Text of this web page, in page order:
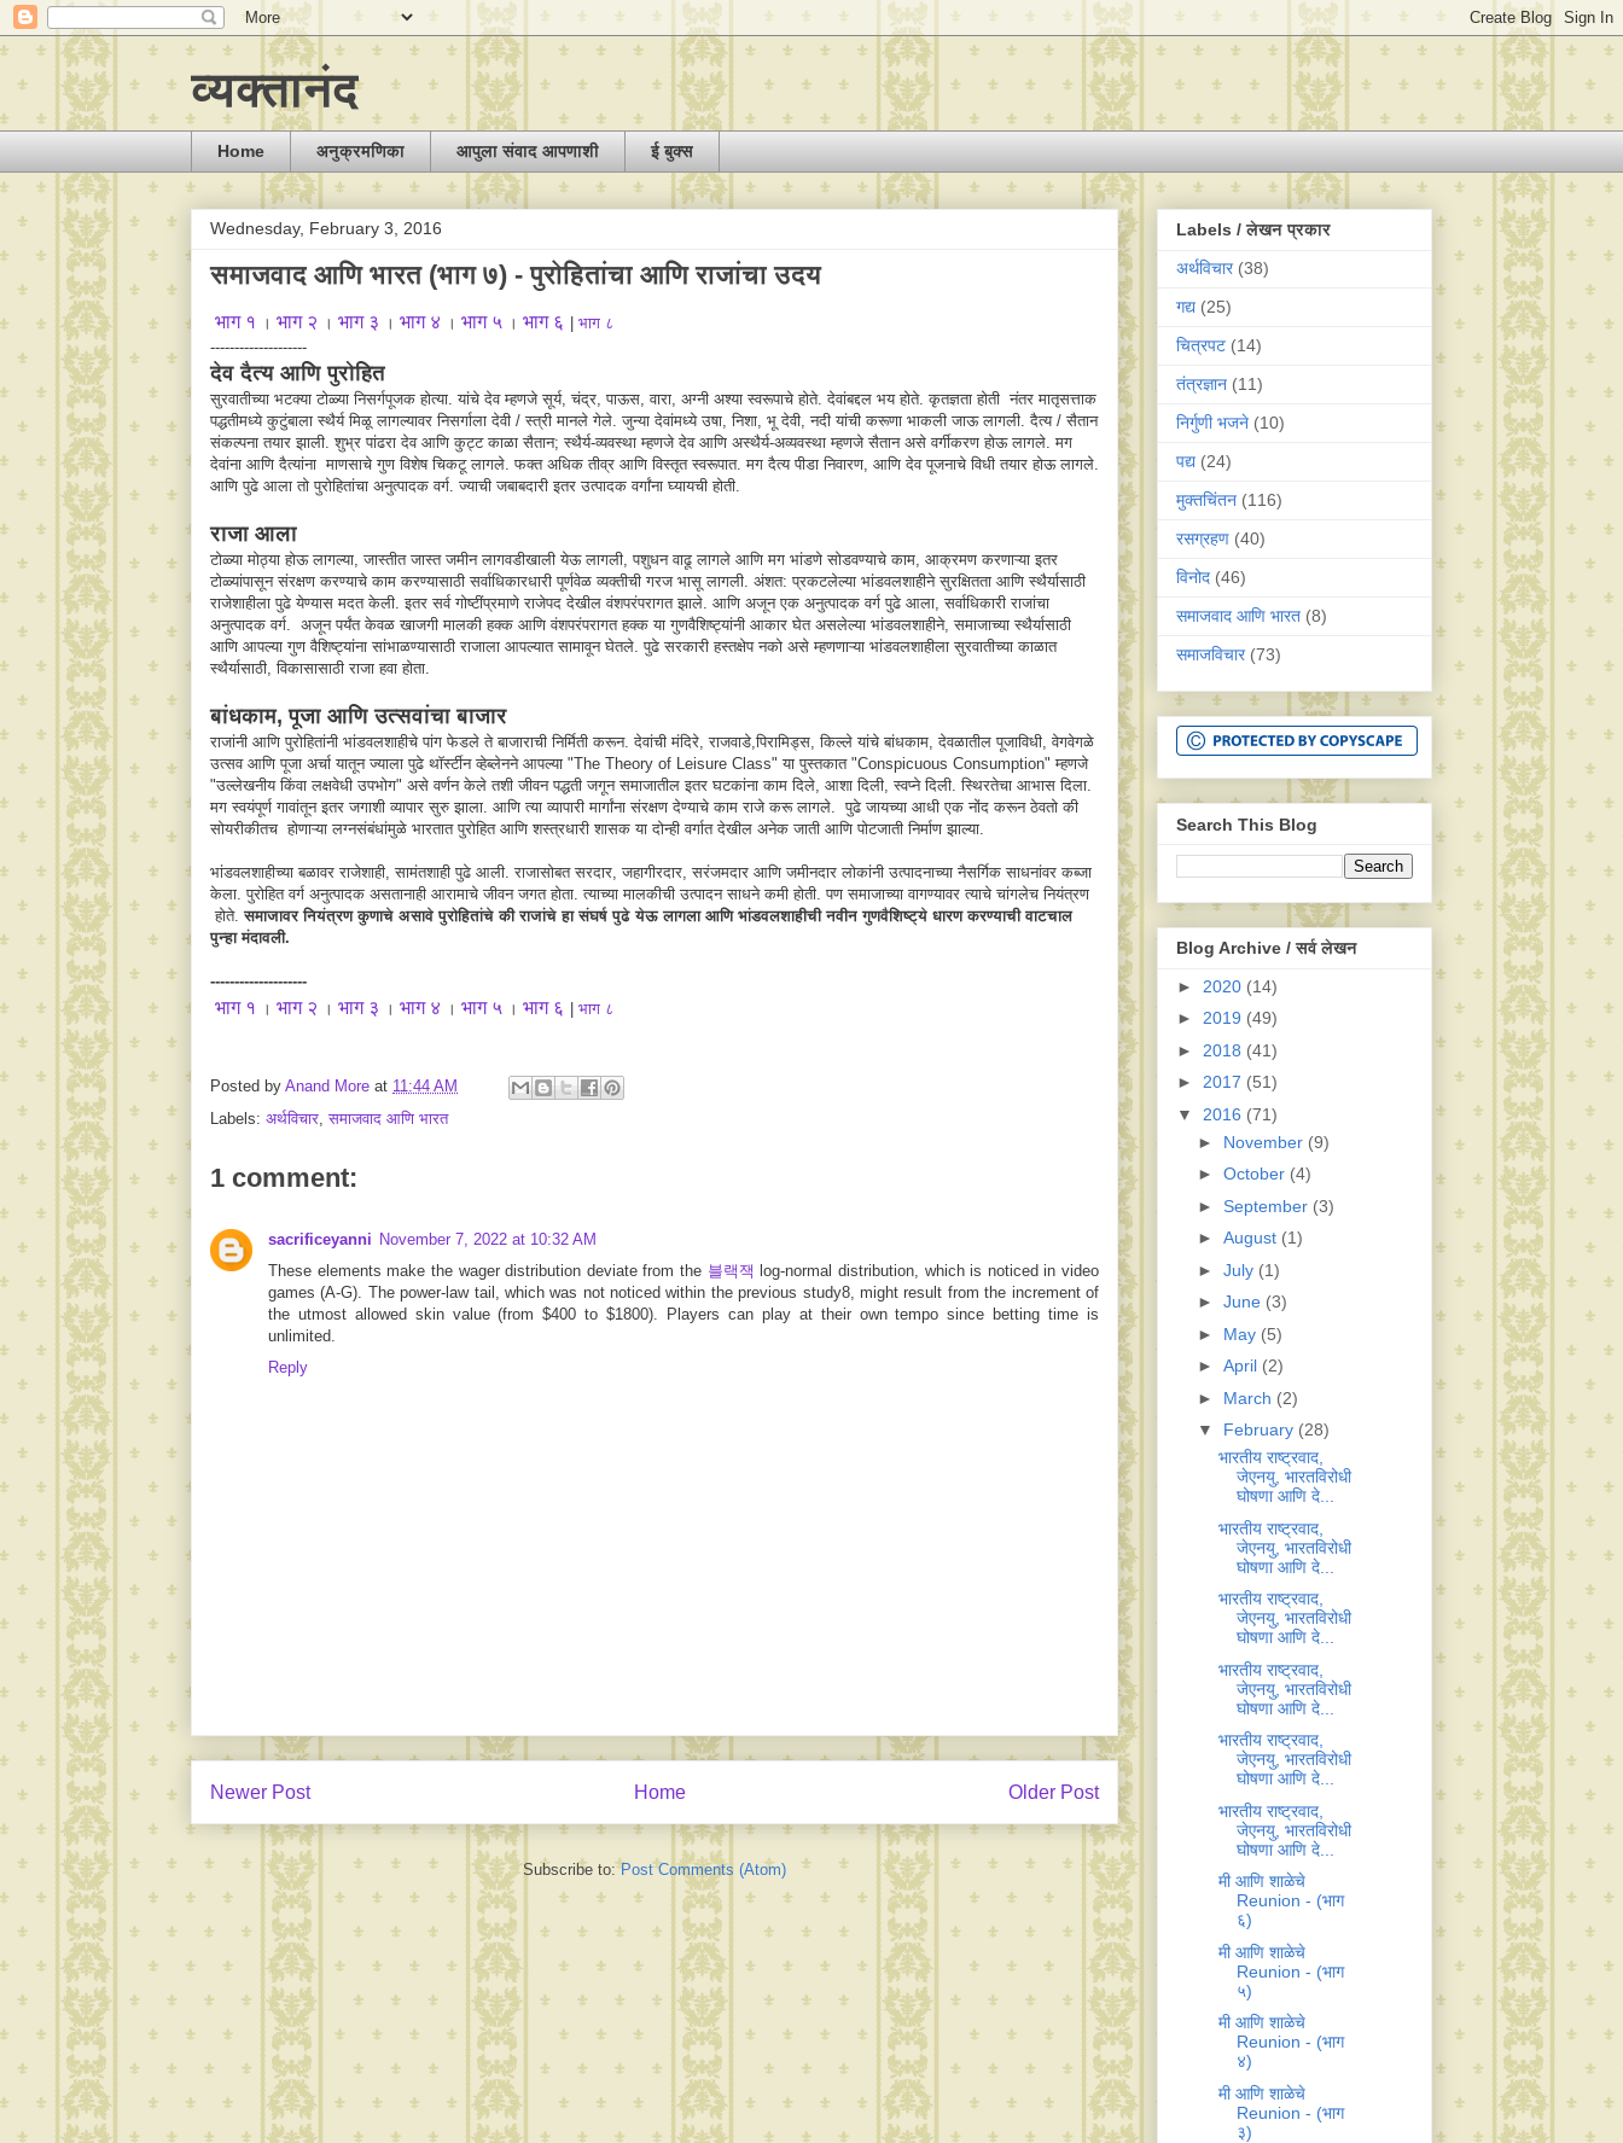
व्यक्तानंद
Home अनुक्रमणिका आपुला संवाद आपणाशी ई बुक्स
Wednesday, February 3, 2016
‎समाजवाद आणि भारत‬ (भाग ७) - पुरोहितांचा आणि राजांचा उदय
भाग १ । भाग २ । भाग ३ । भाग ४ । भाग ५ । भाग ६
भाग ८
--------------------
देव दैत्य आणि पुरोहित
सुरवातीच्या भटक्या टोळ्या निसर्गपूजक होत्या. यांचे देव म्हणजे सूर्य, चंद्र, पाऊस, वारा, अग्नी अश्या स्वरूपाचे होते. देवांबद्दल भय होते. कृतज्ञता होती नंतर मातृसत्ताक
पद्धतीमध्ये कुटुंबाला स्थैर्य मिळू लागल्यावर निसर्गाला देवी / स्त्री मानले गेले. जुन्या देवांमध्ये उषा, निशा, भू देवी, नदी यांची करूणा भाकली जाऊ लागली. दैत्य / सैतान
संकल्पना तयार झाली. शुभ्र पांढरा देव आणि कुट्ट काळा सैतान; स्थैर्य-व्यवस्था म्हणजे देव आणि अस्थैर्य-अव्यवस्था म्हणजे सैतान असे वर्गीकरण होऊ लागले. मग
देवांना आणि दैत्यांना माणसाचे गुण विशेष चिकटू लागले. फक्त अधिक तीव्र आणि विस्तृत स्वरूपात. मग दैत्य पीडा निवारण, आणि देव पूजनाचे विधी तयार होऊ लागले.
आणि पुढे आला तो पुरोहितांचा अनुत्पादक वर्ग. ज्याची जबाबदारी इतर उत्पादक वर्गांना घ्यायची होती.
राजा आला
टोळ्या मोठ्या होऊ लागल्या, जास्तीत जास्त जमीन लागवडीखाली येऊ लागली, पशुधन वाढू लागले आणि मग भांडणे सोडवण्याचे काम, आक्रमण करणाऱ्या इतर
टोळ्यांपासून संरक्षण करण्याचे काम करण्यासाठी सर्वाधिकारधारी पूर्णवेळ व्यक्तीची गरज भासू लागली. अंशत: प्रकटलेल्या भांडवलशाहीने सुरक्षितता आणि स्थैर्यासाठी
राजेशाहीला पुढे येण्यास मदत केली. इतर सर्व गोष्टींप्रमाणे राजेपद देखील वंशपरंपरागत झाले. आणि अजून एक अनुत्पादक वर्ग पुढे आला, सर्वाधिकारी राजांचा
अनुत्पादक वर्ग. अजून पर्यंत केवळ खाजगी मालकी हक्क आणि वंशपरंपरागत हक्क या गुणवैशिष्ट्यांनी आकार घेत असलेल्या भांडवलशाहीने, समाजाच्या स्थैर्यासाठी
आणि आपल्या गुण वैशिष्ट्यांना सांभाळण्यासाठी राजाला आपल्यात सामावून घेतले. पुढे सरकारी हस्तक्षेप नको असे म्हणणाऱ्या भांडवलशाहीला सुरवातीच्या काळात
स्थैर्यासाठी, विकासासाठी राजा हवा होता.
बांधकाम, पूजा आणि उत्सवांचा बाजार
राजांनी आणि पुरोहितांनी भांडवलशाहीचे पांग फेडले ते बाजाराची निर्मिती करून. देवांची मंदिरे, राजवाडे,पिरामिड्स, किल्ले यांचे बांधकाम, देवळातील पूजाविधी, वेगवेगळे
उत्सव आणि पूजा अर्चा यातून ज्याला पुढे थाॅर्स्टीन व्हेब्लेनने आपल्या "The Theory of Leisure Class" या पुस्तकात "Conspicuous Consumption" म्हणजे
"उल्लेखनीय किंवा लक्षवेधी उपभोग" असे वर्णन केले तशी जीवन पद्धती जगून समाजातील इतर घटकांना काम दिले, आशा दिली, स्वप्ने दिली. स्थिरतेचा आभास दिला.
मग स्वयंपूर्ण गावांतून इतर जगाशी व्यापार सुरु झाला. आणि त्या व्यापारी मार्गांना संरक्षण देण्याचे काम राजे करू लागले. पुढे जायच्या आधी एक नोंद करून ठेवतो की
सोयरीकीतच होणाऱ्या लग्नसंबंधांमुळे भारतात पुरोहित आणि शस्त्रधारी शासक या दोन्ही वर्गात देखील अनेक जाती आणि पोटजाती निर्माण झाल्या.
भांडवलशाहीच्या बळावर राजेशाही, सामंतशाही पुढे आली. राजासोबत सरदार, जहागीरदार, सरंजमदार आणि जमीनदार लोकांनी उत्पादनाच्या नैसर्गिक साधनांवर कब्जा
केला. पुरोहित वर्ग अनुत्पादक असतानाही आरामाचे जीवन जगत होता. त्याच्या मालकीची उत्पादन साधने कमी होती. पण समाजाच्या वागण्यावर त्याचे चांगलेच नियंत्रण
होते.समाजावर नियंत्रण कुणाचे असावे पुरोहितांचे की राजांचे हा संघर्ष पुढे येऊ लागला आणि भांडवलशाहीची नवीन गुणवैशिष्ट्ये धारण करण्याची वाटचाल
पुन्हा मंदावली.
--------------------
भाग १ । भाग २ । भाग ३ । भाग ४ । भाग ५ । भाग ६ भाग ८
Posted by Anand More at 11:44 AM
Labels: अर्थविचार ,समाजवाद आणि भारत‬
1 comment:
sacrificeyanni November 7, 2022 at 10:32 AM
These elements make the wager distribution deviate from the 블랙잭 log-normal distribution, which is noticed in video
games (A-G). The power-law tail, which was not noticed within the previous study8, might result from the increment of
the utmost allowed skin value (from $400 to $1800). Players can play at their own tempo since betting time is
unlimited.
Reply
Newer Post Older Post
Home
Subscribe to:Post Comments (Atom)
Labels / लेखन प्रकार
अर्थविचार (38)
गद्य (25)
चित्रपट (14)
तंत्रज्ञान (11)
निर्गुणी भजने (10)
पद्य (24)
मुक्तचिंतन (116)
रसग्रहण (40)
विनोद (46)
समाजवाद आणि भारत‬ (8)
समाजविचार (73)
Search This Blog
Blog Archive / सर्व लेखन
► 2020 (14)
► 2019 (49)
► 2018 (41)
► 2017 (51)
▼ 2016 (71)
► November (9)
► October (4)
► September (3)
► August (1)
► July (1)
► June (3)
► May (5)
► April (2)
► March (2)
▼ February (28)
भारतीय राष्ट्रवाद,
जेएनयु, भारतविरोधी
घोषणा आणि दे...
भारतीय राष्ट्रवाद,
जेएनयु, भारतविरोधी
घोषणा आणि दे...
भारतीय राष्ट्रवाद,
जेएनयु, भारतविरोधी
घोषणा आणि दे...
भारतीय राष्ट्रवाद,
जेएनयु, भारतविरोधी
घोषणा आणि दे...
भारतीय राष्ट्रवाद,
जेएनयु, भारतविरोधी
घोषणा आणि दे...
भारतीय राष्ट्रवाद,
जेएनयु, भारतविरोधी
घोषणा आणि दे...
मी आणि शाळेचे
Reunion - (भाग
६)
मी आणि शाळेचे
Reunion - (भाग
५)
मी आणि शाळेचे
Reunion - (भाग
४)
मी आणि शाळेचे
Reunion - (भाग
३)